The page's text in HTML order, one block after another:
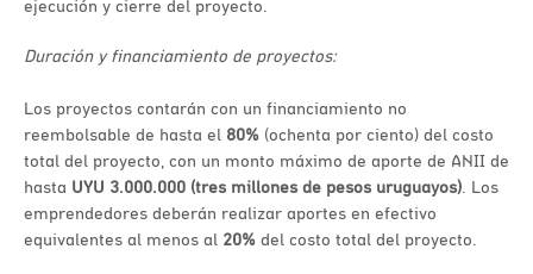
ejecución y cierre del proyecto.
Duración y financiamiento de proyectos:
​Los proyectos contarán con un financiamiento no
reembolsable de hasta el 80% (ochenta por ciento) del costo
total del proyecto, con un monto máximo de aporte de ANII de
hasta UYU 3.000.000 (tres millones de pesos uruguayos) . Los
emprendedores deberán realizar aportes en efectivo
equivalentes al menos al 20% del costo total del proyecto.